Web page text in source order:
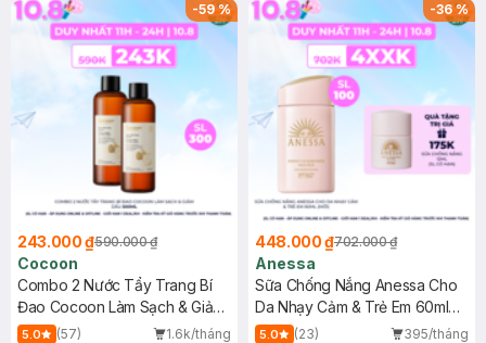
-59%
243.000 ₫590.000 ₫
Cocoon
Combo 2 Nước Tẩy Trang Bí
Đao Cocoon Làm Sạch & Giảm
Dầu 500ml
5.0 (57)
1.6k/tháng
-36%
448.000 ₫702.000 ₫
Anessa
Sữa Chống Nắng Anessa Cho
Da Nhạy Cảm & Trẻ Em 60ml
(Mới)
5.0 (23)
395/tháng